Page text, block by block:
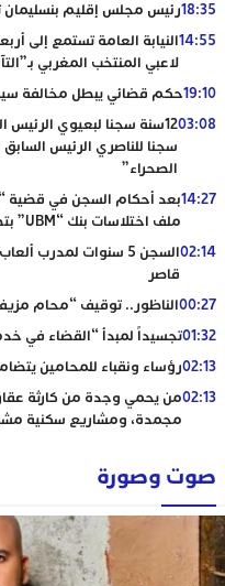
18:35رئيس مجلس إقليم بنسليمان
14:55النيابة العامة تستمع إلى
لاعبي المنتخب المغربي
19:10حكم قضائي يبطل مخالفة سير
03:08
سجنا للناصري الرئيس
الصحراء”
14:27بعد أحكام السجن في قضية
ملف اختلاسات بنك “UBM” بتطوان
02:14
السجن 5 سنوات لمدرب
قاصر
00:27الناظور.. توقيف “محام
01:32تجسيداً لمبدأ “القضاء في
02:13رؤساء ونقباء للمحامين
02:13من يحمي وجدة من كارثة
مجمدة، ومشاريع سكنية
صوت وصورة